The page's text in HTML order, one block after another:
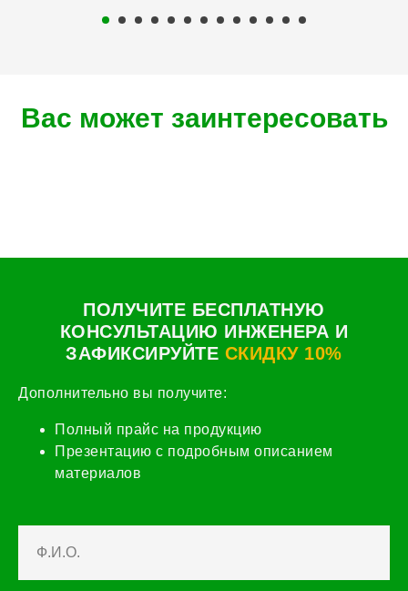
Вас может заинтересовать
ПОЛУЧИТЕ БЕСПЛАТНУЮ
КОНСУЛЬТАЦИЮ ИНЖЕНЕРА И
ЗАФИКСИРУЙТЕ СКИДКУ 10%
Дополнительно вы получите:
Полный прайс на продукцию
Презентацию с подробным описанием
материалов